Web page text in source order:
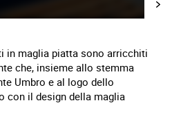
in maglia piatta sono arricchiti
che, insieme allo stemma
Umbro e al logo dello
con il design della maglia